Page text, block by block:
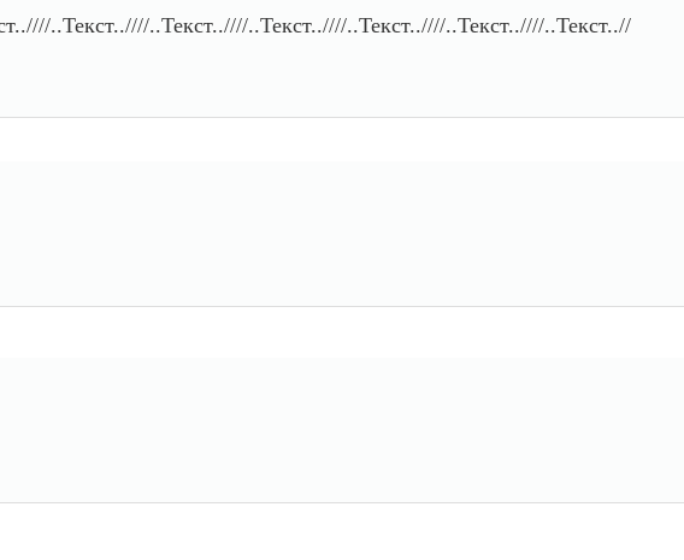
..Текст..////..Текст..////..Текст..////..Текст..////..Текст..////..Текст..//